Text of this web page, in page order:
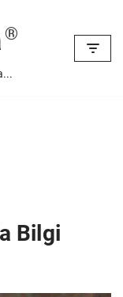
Bilgi